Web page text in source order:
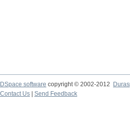
DSpace software copyright © 2002-2012
Contact Us
Send Feedback